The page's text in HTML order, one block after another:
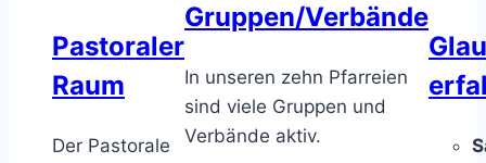
Pastoraler
Raum
Der Pastorale
Gruppen/Verbände
In unseren zehn Pfarreien
sind viele Gruppen und
Verbände aktiv.